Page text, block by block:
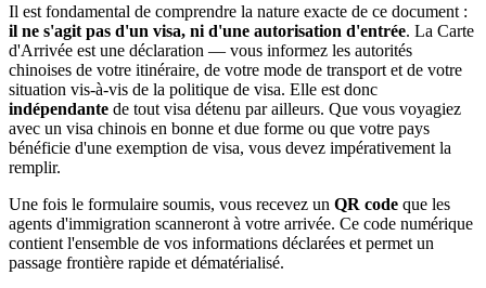
Il est fondamental de comprendre la nature exacte de ce document :
il ne s'agit pas d'un visa, ni d'une autorisation d'entrée. La Carte
d'Arrivée est une déclaration — vous informez les autorités
chinoises de votre itinéraire, de votre mode de transport et de votre
situation vis-à-vis de la politique de visa. Elle est donc
indépendante de tout visa détenu par ailleurs. Que vous voyagiez
avec un visa chinois en bonne et due forme ou que votre pays
bénéficie d'une exemption de visa, vous devez impérativement la
remplir.
Une fois le formulaire soumis, vous recevez un QR code que les
agents d'immigration scanneront à votre arrivée. Ce code numérique
contient l'ensemble de vos informations déclarées et permet un
passage frontière rapide et dématérialisé.